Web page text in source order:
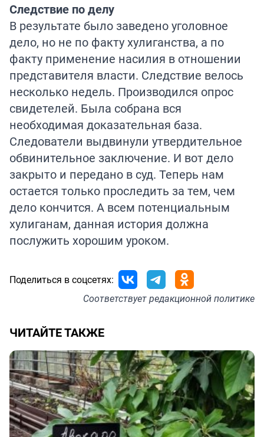
Следствие по делу
В результате было заведено уголовное
дело, но не по факту хулиганства, а по
факту применение насилия в отношении
представителя власти. Следствие велось
несколько недель. Производился опрос
свидетелей. Была собрана вся
необходимая доказательная база.
Следователи выдвинули утвердительное
обвинительное заключение. И вот дело
закрыто и передано в суд. Теперь нам
остается только проследить за тем, чем
дело кончится. А всем потенциальным
хулиганам, данная история должна
послужить хорошим уроком.
Поделиться в соцсетях:
Соответствуетредакционной политике
ЧИТАЙТЕ ТАКЖЕ